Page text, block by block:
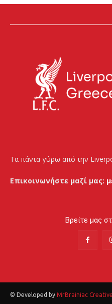
Τα πάντα γύρω από την
Επικοινωνήστε μαζί μας:
Βρείτε μας
© Developed by MrBrainiac